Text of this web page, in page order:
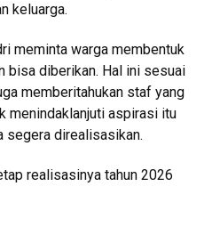
keluarga.
meminta warga membentuk
bisa diberikan. Hal ini sesuai
memberitahukan staf yang
menindaklanjuti aspirasi itu
segera direalisasikan.
realisasinya tahun 2026